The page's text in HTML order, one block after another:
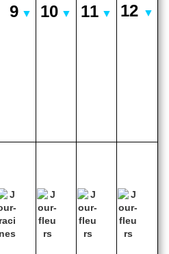
9 ▼ 10 ▼ 11 ▼ 12 ▼